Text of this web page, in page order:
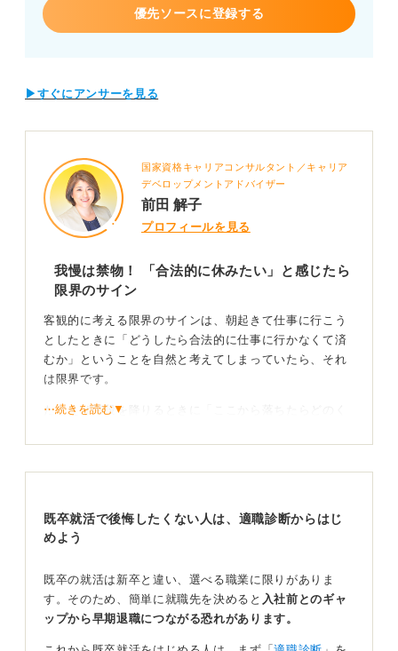
いします。
優先ソースに登録する
▶すぐにアンサーを見る
国家資格キャリアコンサルタント／キャリア
デベロップメントアドバイザー
前田 解子
プロフィールを見る
我慢は禁物！ 「合法的に休みたい」と感じたら
限界のサイン
客観的に考える限界のサインは、朝起きて仕事に行こう
としたときに「どうしたら合法的に仕事に行かなくて済
むか」ということを自然と考えてしまっていたら、それ
は限界です。
たとえば階段を降りるときに「ここから落ちたらどのく
とか。
みたいなことを、ふとした折に考えてしまうようになっ
ていたら、それはもう限界だと思っています。
す。そこで我慢する必要はないと思います。客観的な限
界のサインはそこですね。
⋯続きを読む▼
既卒就活で後悔したくない人は、適職診断からはじ
めよう
既卒の就活は新卒と違い、選べる職業に限りがありま
す。そのため、簡単に就職先を決めると 入社前とのギャ
ップから早期退職につながる恐れがあります。